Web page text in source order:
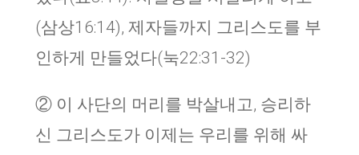
(삼상16:14), 제자들까지 그리스도를 부
인하게 만들었다(눅22:31-32)
② 이 사단의 머리를 박살내고, 승리하
신 그리스도가 이제는 우리를 위해 싸